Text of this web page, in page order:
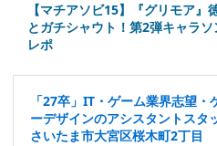
【マチアソビ15】『グリモア
とガチシャウト！第2弾キャラ
レポ
「27卒」IT・ゲーム業界志望
ーデザインのアシスタントス
さいたま市大宮区桜木町2丁目